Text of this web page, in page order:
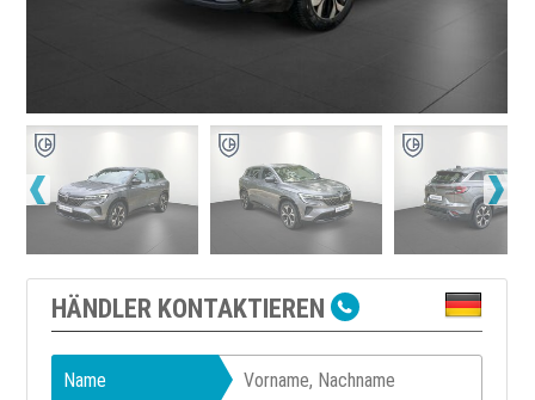
HÄNDLER KONTAKTIEREN
Name